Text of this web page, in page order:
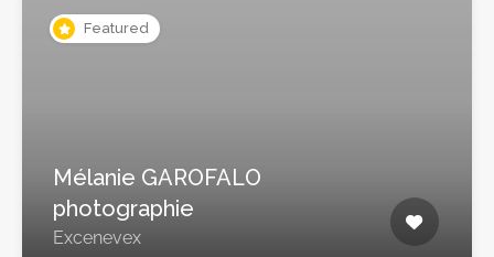
Featured
Mélanie GAROFALO
photographie
Excenevex